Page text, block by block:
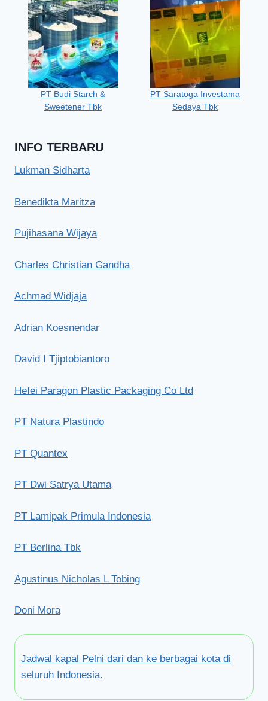
PT Budi Starch &
Sweetener Tbk
PT Saratoga Investama
Sedaya Tbk
INFO TERBARU
Lukman Sidharta
Benedikta Maritza
Pujihasana Wijaya
Charles Christian Gandha
Achmad Widjaja
Adrian Koesnendar
David I Tjiptobiantoro
Hefei Paragon Plastic Packaging Co Ltd
PT Natura Plastindo
PT Quantex
PT Dwi Satrya Utama
PT Lamipak Primula Indonesia
PT Berlina Tbk
Agustinus Nicholas L Tobing
Doni Mora
Jadwal kapal Pelni dari dan ke berbagai kota di
seluruh Indonesia.